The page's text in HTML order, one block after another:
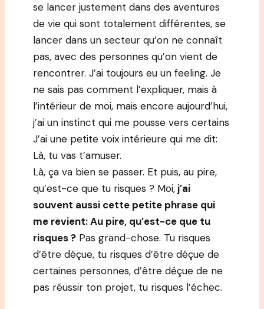
se lancer justement dans des aventures
de vie qui sont totalement différentes, se
lancer dans un secteur qu’on ne connaît
pas, avec des personnes qu’on vient de
rencontrer. J’ai toujours eu un feeling. Je
ne sais pas comment l’expliquer, mais à
l’intérieur de moi, mais encore aujourd’hui,
j’ai un instinct qui me pousse vers certains
J’ai une petite voix intérieure qui me dit:
Là, tu vas t’amuser.
Là, ça va bien se passer. Et puis, au pire,
qu’est-ce que tu risques ? Moi, j’ai
souvent aussi cette petite phrase qui
me revient: Au pire, qu’est-ce que tu
risques ? Pas grand-chose. Tu risques
d’être déçue, tu risques d’être déçue de
certaines personnes, d’être déçue de ne
pas réussir ton projet, tu risques l’échec.